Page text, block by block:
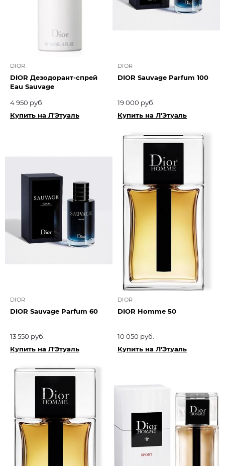
DIOR
DIOR Дезодорант-спрей
Eau Sauvage
4 950 руб.
Купить на Л'Этуаль
DIOR
DIOR Sauvage Parfum 100
19 000 руб.
Купить на Л'Этуаль
DIOR
DIOR Sauvage Parfum 60
13 550 руб.
Купить на Л'Этуаль
DIOR
DIOR Homme 50
10 050 руб.
Купить на Л'Этуаль